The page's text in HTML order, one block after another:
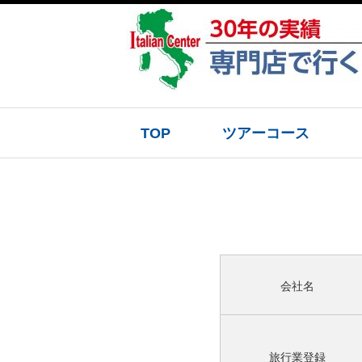
TOP ツアーコース
会社名
旅行業登録